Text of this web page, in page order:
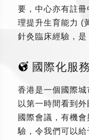
要，中心亦有註
理提升生育能力 (
針灸臨床經驗，是
國際化服務
香港是一個國際
以第一時間看到
國際會議，有機
驗，令我們可以給